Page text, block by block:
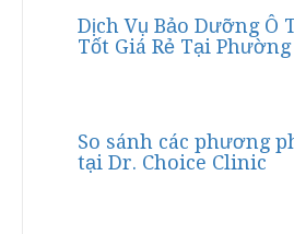
Dịch Vụ Bảo Dưỡng Ô
Tốt Giá Rẻ Tại
So sánh các phương
tại Dr. Choice Clinic